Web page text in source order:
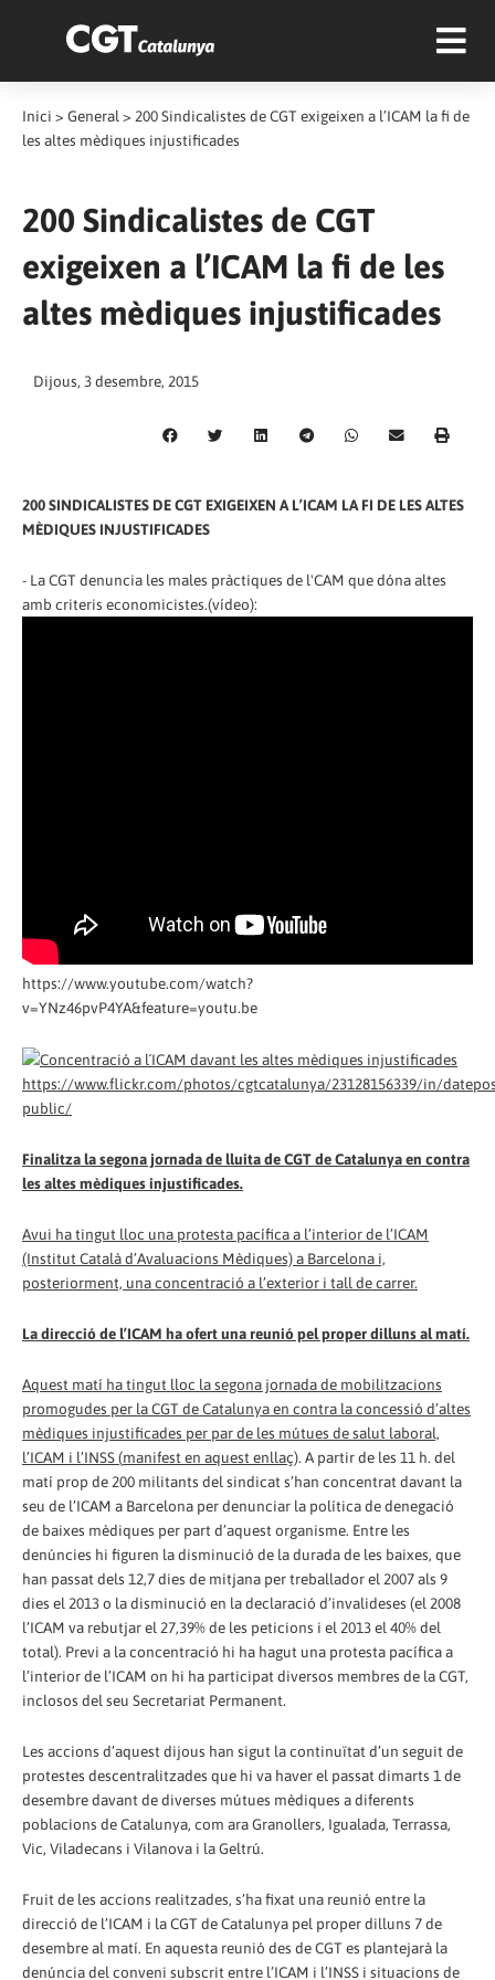
Inici > General > 200 Sindicalistes de CGT exigeixen a l’ICAM la fi de
les altes mèdiques injustificades
200 Sindicalistes de CGT
exigeixen a l’ICAM la fi de les
altes mèdiques injustificades
Dijous, 3 desembre, 2015
200 SINDICALISTES DE CGT EXIGEIXEN A L’ICAM LA FI DE LES ALTES
MÈDIQUES INJUSTIFICADES
- La CGT denuncia les males pràctiques de l'CAM que dóna altes
amb criteris economicistes.(vídeo):
https://www.youtube.com/watch?
v=YNz46pvP4YA&feature=youtu.be
https://www.flickr.com/photos/cgtcatalunya/23128156339/in/
public/
Finalitza la segona jornada de lluita de CGT de Catalunya en contra
les altes mèdiques injustificades.
Avui ha tingut lloc una protesta pacífica a l’interior de l’ICAM
(Institut Català d’Avaluacions Mèdiques) a Barcelona i,
posteriorment, una concentració a l’exterior i tall de carrer.
La direcció de l’ICAM ha ofert una reunió pel proper dilluns al matí.
Aquest matí ha tingut lloc la segona jornada de mobilitzacions
promogudes per la CGT de Catalunya en contra la concessió d’altes
mèdiques injustificades per par de les mútues de salut laboral,
l’ICAM i l’INSS (manifest en aquest enllaç). A partir de les 11 h. del
matí prop de 200 militants del sindicat s’han concentrat davant la
seu de l’ICAM a Barcelona per denunciar la política de denegació
de baixes mèdiques per part d’aquest organisme. Entre les
denúncies hi figuren la disminució de la durada de les baixes, que
han passat dels 12,7 dies de mitjana per treballador el 2007 als 9
dies el 2013 o la disminució en la declaració d’invalideses (el 2008
l’ICAM va rebutjar el 27,39% de les peticions i el 2013 el 40% del
total). Previ a la concentració hi ha hagut una protesta pacífica a
l’interior de l’ICAM on hi ha participat diversos membres de la CGT,
inclosos del seu Secretariat Permanent.
Les accions d’aquest dijous han sigut la continuïtat d’un seguit de
protestes descentralitzades que hi va haver el passat dimarts 1 de
desembre davant de diverses mútues mèdiques a diferents
poblacions de Catalunya, com ara Granollers, Igualada, Terrassa,
Vic, Viladecans i Vilanova i la Geltrú.
Fruit de les accions realitzades, s’ha fixat una reunió entre la
direcció de l’ICAM i la CGT de Catalunya pel proper dilluns 7 de
desembre al matí. En aquesta reunió des de CGT es plantejarà la
denúncia del conveni subscrit entre l’ICAM i l’INSS i situacions de